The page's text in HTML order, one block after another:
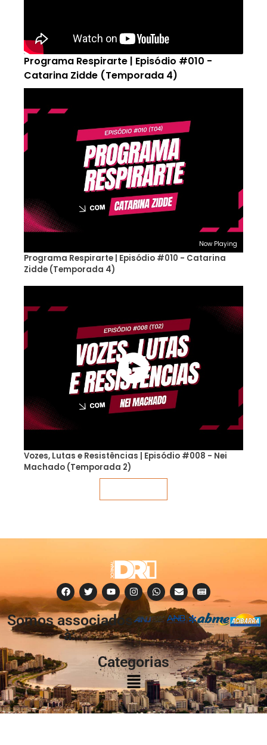
Programa Respirarte | Episódio #010 -
Catarina Zidde (Temporada 4)
Now Playing
Programa Respirarte | Episódio #010 - Catarina
Zidde (Temporada 4)
Vozes, Lutas e Resistências | Episódio #008 - Nei
Machado (Temporada 2)
Somos associados
à:
Categorias